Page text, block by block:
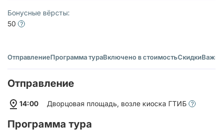
Бонусные вёрсты:
50
ОтправлениеПрограмма тураВключено в стоимостьСкидкиВажно
Отправление
14:00 Дворцовая площадь, возле киоска ГТИБ
Программа тура